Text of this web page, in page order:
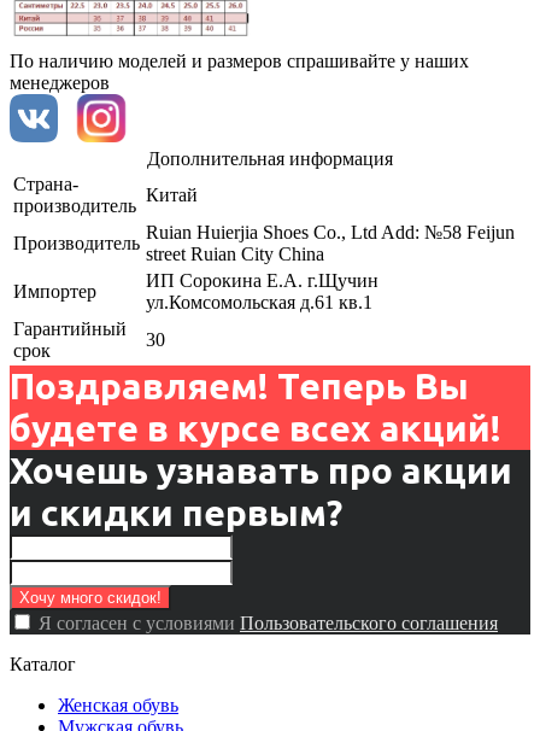
По наличию моделей и размеров спрашивайте у наших
менеджеров
Дополнительная информация
Страна-
производитель
Китай
Производитель
Ruian Huierjia Shoes Co., Ltd Add: №58 Feijun
street Ruian City China
Импортер
ИП Сорокина Е.А. г.Щучин
ул.Комсомольская д.61 кв.1
Гарантийный
срок
30
Поздравляем! Теперь Вы
будете в курсе всех акций!
Хочешь узнавать про акции
и скидки первым?
Я согласен с условиями Пользовательского соглашения
Каталог
Женская обувь
Мужская обувь